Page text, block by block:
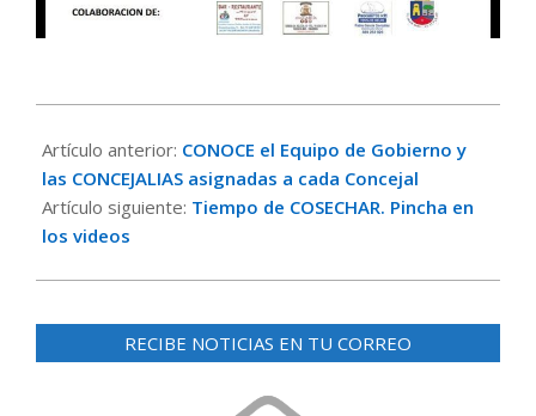
06-
20
Artículo anterior: CONOCE el Equipo de Gobierno y
las CONCEJALIAS asignadas a cada Concejal
Artículo siguiente: Tiempo de COSECHAR. Pincha en
los videos
RECIBE NOTICIAS EN TU CORREO